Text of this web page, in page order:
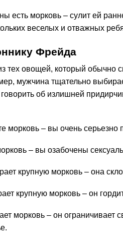
есть морковь – сулит ей
веселых и отважных
Фрейда
тех овощей, который обычно
мужчина тщательно
об излишней
морковь – вы очень серьезно
– вы озабочены
крупную морковь – она
крупную морковь – он
морковь – он ограничивает